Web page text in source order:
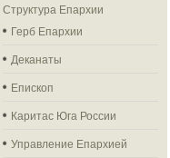
Структура Епархии
Герб Епархии
Деканаты
Епископ
Каритас Юга России
Управление Епархией